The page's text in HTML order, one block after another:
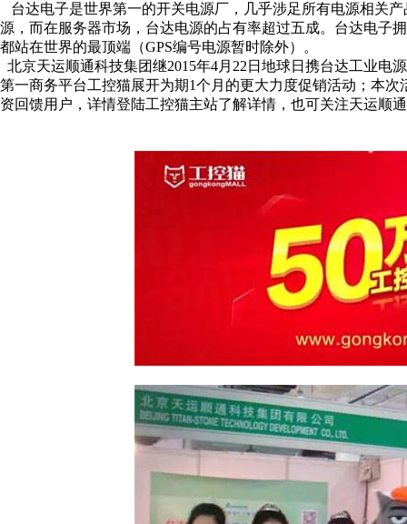
台达电子是世界第一的开关电源厂，几乎涉足所有电源相关
源，而在服务器市场，台达电源的占有率超过五成。台达电子
都站在世界的最顶端（GPS编号电源暂时除外）。
北京天运顺通科技集团继2015年4月22日地球日携台达工业电
第一商务平台工控猫展开为期1个月的更大力度促销活动；本
资回馈用户，详情登陆工控猫主站了解详情，也可关注天运顺